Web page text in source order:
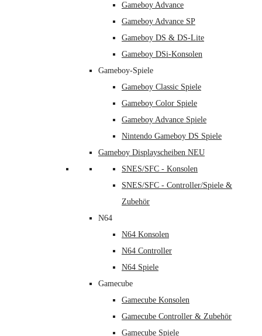
Gameboy Advance
Gameboy Advance SP
Gameboy DS & DS-Lite
Gameboy DSi-Konsolen
Gameboy-Spiele
Gameboy Classic Spiele
Gameboy Color Spiele
Gameboy Advance Spiele
Nintendo Gameboy DS Spiele
Gameboy Displayscheiben NEU
SNES/SFC - Konsolen
SNES/SFC - Controller/Spiele &
Zubehör
N64
N64 Konsolen
N64 Controller
N64 Spiele
Gamecube
Gamecube Konsolen
Gamecube Controller & Zubehör
Gamecube Spiele